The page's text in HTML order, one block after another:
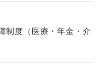
制度（医療・年金・介